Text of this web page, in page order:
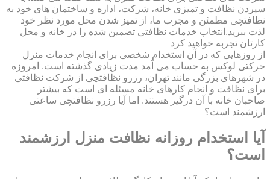
سپردن نظافت و تمیزی خانه، شرکت، اداره و ساختمان های خود به
نظافتچی مطمئن و مجرب ما، از تمیز شدن محل مورد نظر خود
لذت ببرید.انتخاب خدمات نظافتی تضمین شده را در خانه و محل
کارتان تجربه خواهید کرد
از روزهایی که در آن استخدام شخصی برای انجام خدمات منزل
حرکتی لوکس به حساب می آمد مدت زیادی گذشته است. امروزه
در شهرهای بزرگی مانند تهران، رزرو نظافتچی از شرکت نظافتی
برای نظافت و انجام کارهای خانه مسئله ای است که بیشتر
صاحبان خانه با آن درگیر هستند. اما آیا رزرو نظافتچی ساعتی
ارزشمند است؟
آیا استخدام روزانه نظافت منزل ارزشمند
است؟